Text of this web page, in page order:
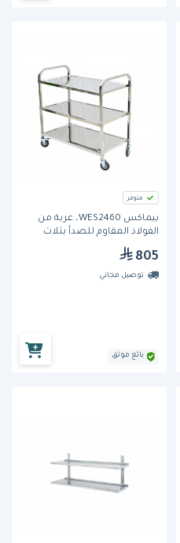
متوفر
بيماكس WES2460، عربة من
الفولاذ المقاوم للصدأ بثلاث
طبقات، بطول 950 مم
805
توصيل مجاني
بائع موثق